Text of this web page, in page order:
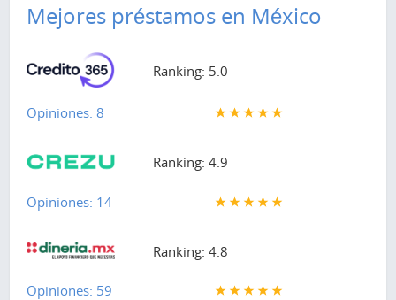
Mejores préstamos en México
Ranking: 5.0
Opiniones: 8
Ranking: 4.9
Opiniones: 14
Ranking: 4.8
Opiniones: 59